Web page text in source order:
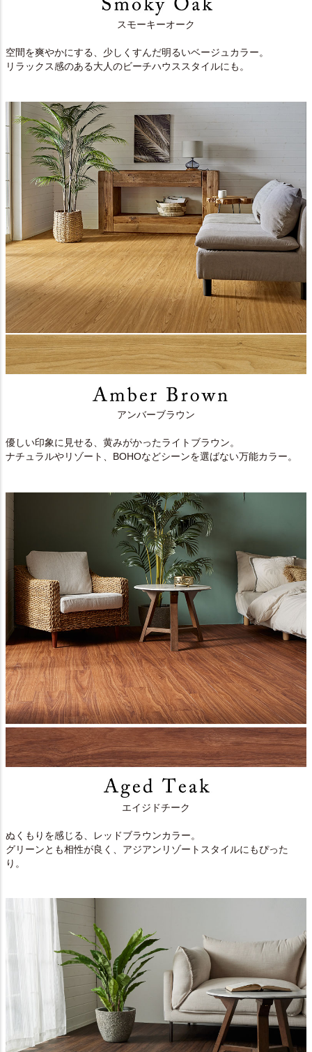
スモーキーオーク
空間を爽やかにする、少しくすんだ明るいベージュカラー。
リラックス感のある大人のビーチハウススタイルにも。
アンバーブラウン
優しい印象に見せる、黄みがかったライトブラウン。
ナチュラルやリゾート、BOHOなどシーンを選ばない万能カラー。
エイジドチーク
ぬくもりを感じる、レッドブラウンカラー。
グリーンとも相性が良く、アジアンリゾートスタイルにもぴった
り。